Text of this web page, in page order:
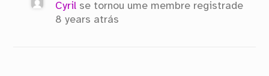
Cyril se tornou ume membre registrade
8 years atrás